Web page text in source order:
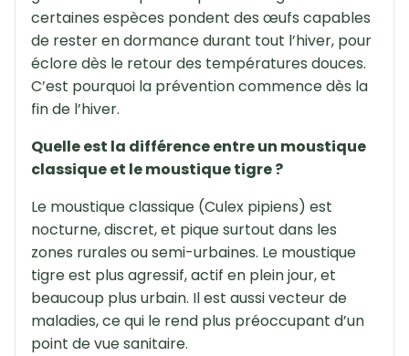
certaines espèces pondent des œufs capables
de rester en dormance durant tout l’hiver, pour
éclore dès le retour des températures douces.
C’est pourquoi la prévention commence dès la
fin de l’hiver.
Quelle est la différence entre un moustique
classique et le moustique tigre ?
Le moustique classique (Culex pipiens) est
nocturne, discret, et pique surtout dans les
zones rurales ou semi-urbaines. Le moustique
tigre est plus agressif, actif en plein jour, et
beaucoup plus urbain. Il est aussi vecteur de
maladies, ce qui le rend plus préoccupant d’un
point de vue sanitaire.